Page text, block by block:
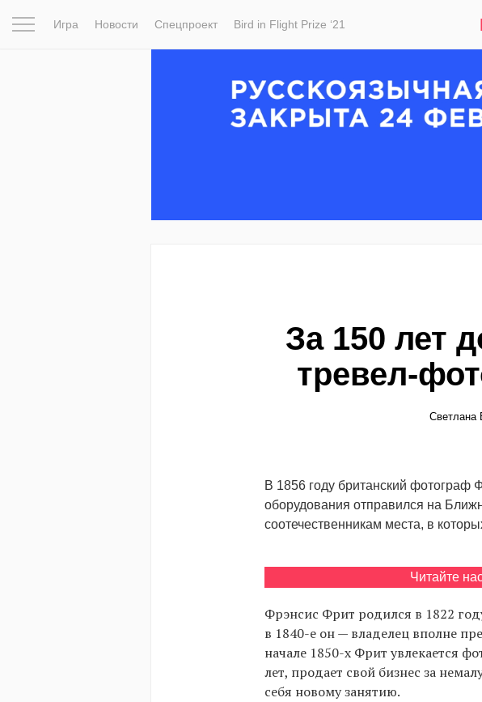
Игра Новости Спецпроект Bird in Flight Prize ‘21
За 150 лет
тревел-
Светлана
В 1856 году британский фотограф
оборудования отправился на
соотечественникам места, в
Читайте
Фрэнсис Фрит родился в 1822
в 1840-е он — владелец вполне
начале 1850-х Фрит увлекается
лет, продает свой бизнес за
себя новому занятию.